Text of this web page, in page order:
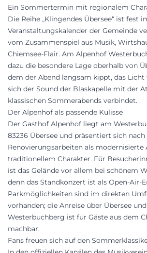
Ein Sommertermin mit regionalem
Die Reihe „Klingendes Übersee“ ist fest
Veranstaltungskalender der Gemeinde
vom Zusammenspiel aus Musik,
Chiemsee-Flair. Am Alpenhof
dazu die besondere Lage oberhalb von
dem der Abend langsam kippt, das
sich der Sound der Blaskapelle mit der
klassischen Sommerabends verbindet.
Der Alpenhof als passende Kulisse
Der Gasthof Alpenhof liegt am
83236 Übersee und präsentiert sich nach
Renovierungsarbeiten als modernisierte
traditionellem Charakter. Für
ist das Gelände vor allem bei schönem
denn das Standkonzert ist als Open-Air-
Parkmöglichkeiten sind im direkten
vorhanden; die Anreise über Übersee
Westerbuchberg ist für Gäste aus dem
machbar.
Fans freuen sich auf den